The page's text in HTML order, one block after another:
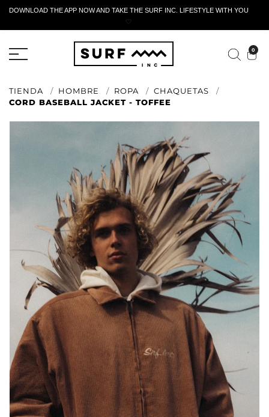
DOWNLOAD THE APP NOW AND TAKE THE SURF INC. LIFESTYLE WITH YOU
🤍
0
TIENDA HOMBRE ROPA
CHAQUETAS
CORD BASEBALL JACKET - TOFFEE
FORMULARIO DE RETORNO ACTIVO